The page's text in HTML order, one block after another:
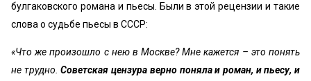
булгаковского романа и пьесы. Были в этой рецензии и такие
слова о судьбе пьесы в СССР:
«Что же произошло с нею в Москве? Мне кажется – это понять
не трудно.Советская цензура верно поняла и роман, и пьесу, и